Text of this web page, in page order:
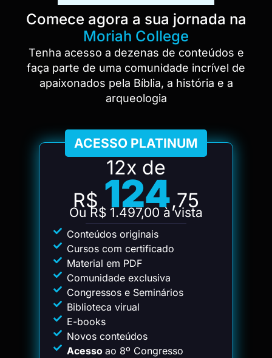
Comece agora a sua jornada na
Moriah College
Tenha acesso a dezenas de conteúdos e
faça parte de uma comunidade incrível de
apaixonados pela Bíblia, a história e a
arqueologia
ACESSO PLATINUM
12x de
R$124,75
Ou R$ 1.497,00 à vista
Conteúdos originais
Cursos com certificado
Material em PDF
Comunidade exclusiva
Congressos e Seminários
Biblioteca virual
E-books
Novos conteúdos
Acesso ao 8º Congresso